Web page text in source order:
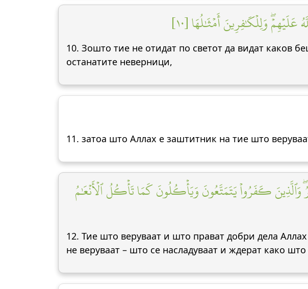
وَلِلۡكَٰفِرِينَ أَمۡثَٰلُهَا [١٠]
10. Зошто тие не отидат по светот да видат каков
останатите неверници,
11. затоа што Аллах е заштитник на тие што
كَفَرُواْ يَتَمَتَّعُونَ وَيَأۡكُلُونَ كَمَا تَأۡكُلُ ٱلۡأَنۡعَٰمُ
12. Тие што веруваат и што прават добри дела
не веруваат – што се насладуваат и ждерат како